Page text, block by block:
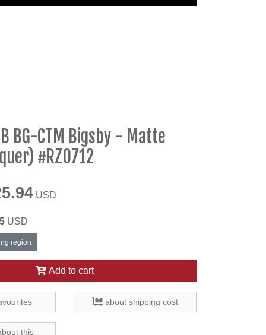
BG-CTM Bigsby - Matte
#RZ0712
USD
USD
region
Add to cart
about shipping cost
this